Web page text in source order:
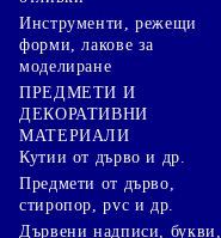
Инструменти, режещи
форми, лакове за
моделиране
ПРЕДМЕТИ И
ДЕКОРАТИВНИ
МАТЕРИАЛИ
Кутии от дърво и др.
Предмети от дърво,
стиропор, pvc и др.
Дървени надписи, букви,